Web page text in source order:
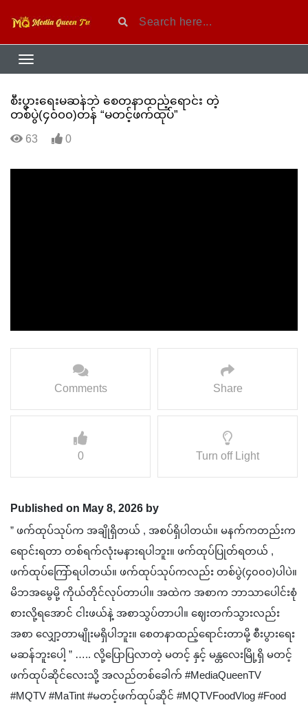
စီးပွားရေးမဆန်ဘဲ စေတနာထည့်ရောင်း တဲ့
တစ်ပွဲ(၄၀၀၀)တန် “မတင့်ဖက်ထုပ်”
63 0
Comments Share
0 Turn off Light
Published on May 8, 2026 by
” ဖက်ထုပ်သုပ်က အချိုရှိတယ် , အစပ်ရှိပါတယ်။ မနက်ကတည်းက
ရောင်းရတာ တစ်ရက်လုံးမနားရပါဘူး။ ဖက်ထုပ်ပြုတ်ရတယ် ,
ဖက်ထုပ်ကြော်ရပါတယ်။ ဖက်ထုပ်သုပ်ကလည်း တစ်ပွဲ(၄၀၀၀)ပါပဲ။
မိဘအမွေမို့ ကိုယ်တိုင်လုပ်တာပါ။ အထဲက အစာက ဘာသာပေါင်းစုံ
စားလို့ရအောင် ငါးဖယ်နဲ့ အစာသွပ်တာပါ။ ဈေးတက်သွားလည်း
အစာ လျှော့တာမျိုးမရှိပါဘူး။ စေတနာထည့်ရောင်းတာမို့ စီးပွားရေး
မဆန်ဘူးပေါ့ ” ….. လို့ပြောပြလာတဲ့ မတင့် နှင့် မန္တလေးမြို့ရှိ မတင့်
ဖက်ထုပ်ဆိုင်လေးသို့ အလည်တစ်ခေါက် #MediaQueenTV
#MQTV #MaTint #မတင့်ဖက်ထုပ်ဆိုင် #MQTVFoodVlog #Food